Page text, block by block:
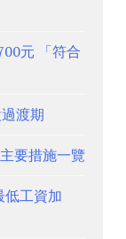
元 「符合
渡期
要措施一覽
低工資加